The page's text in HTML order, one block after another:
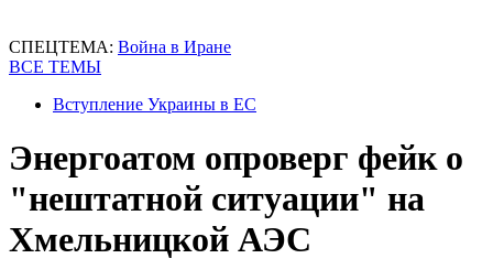
СПЕЦТЕМА: Война в Иране
ВСЕ ТЕМЫ
Вступление Украины в ЕС
Энергоатом опроверг фейк о
"нештатной ситуации" на
Хмельницкой АЭС